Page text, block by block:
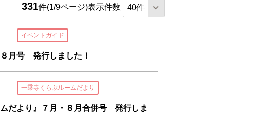
331件(1/9ページ)表示件数
イベントガイド
８月号 発行しました！
一乗寺くらぶルームだより
ムだより』７月・８月合併号 発行しま